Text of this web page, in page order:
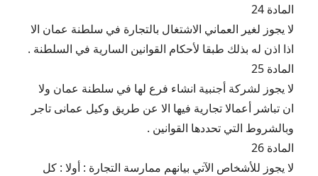
المادة 24
لا يجوز لغير العماني الاشتغال بالتجارة في سلطنة عمان الا
اذا اذن له بذلك طبقا لأحكام القوانين السارية في السلطنة .
المادة 25
لا يجوز لشركة أجنبية انشاء فرع لها في سلطنة عمان ولا
ان تباشر أعمالا تجارية فيها الا عن طريق وكيل عمانى تاجر
وبالشروط التي تحددها القوانين .
المادة 26
لا يجوز للأشخاص الآتي بيانهم ممارسة التجارة : أولا : كل